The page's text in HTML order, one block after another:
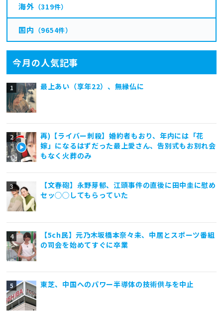
海外 （319件）
国内 （9654件）
今月の人気記事
最上あい（享年22）、無縁仏に
再)【ライバー刺殺】婚約者もおり、年内には「花
嫁」になるはずだった最上愛さん、告別式もお別れ会
もなく火葬のみ
【文春砲】永野芽郁、江頭事件の直後に田中圭に慰め
セッ◯◯してもらっていた
【5ch民】元乃木坂橋本奈々未、中居とスポーツ番組
の司会を始めてすぐに卒業
東芝、中国へのパワー半導体の技術供与を中止